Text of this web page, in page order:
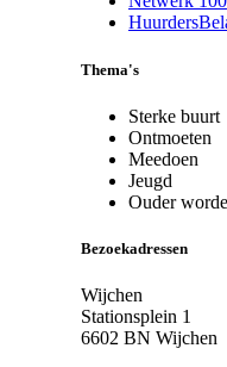
Thema's
Sterke buurt
Ontmoeten
Meedoen
Jeugd
Ouder
Bezoekadressen
Wijchen
Stationsplein 1
6602 BN Wijchen